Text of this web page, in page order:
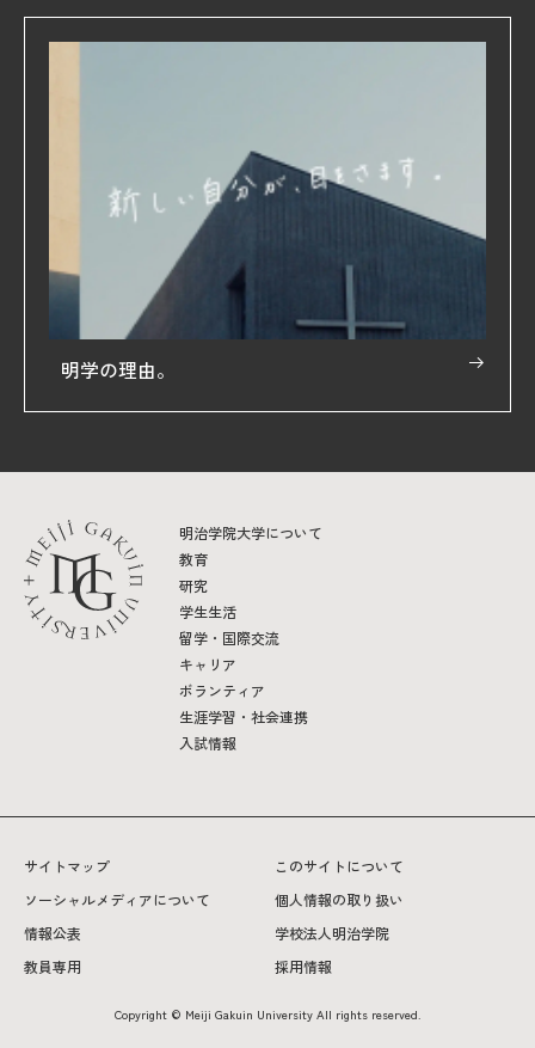
明学の理由。
明治学院大学について
教育
研究
学生生活
留学・国際交流
キャリア
ボランティア
生涯学習・社会連携
入試情報
サイトマップ
このサイトについて
ソーシャルメディアについて
個人情報の取り扱い
情報公表
学校法人明治学院
教員専用
採用情報
Copyright © Meiji Gakuin University All rights reserved.